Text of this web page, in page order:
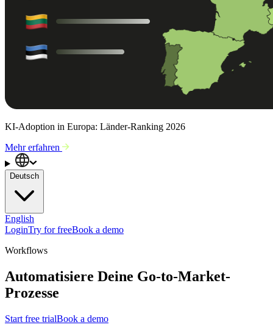
KI-Adoption in Europa: Länder-Ranking 2026
Mehr erfahren
Deutsch
English
LoginTry for freeBook a demo
Workflows
Automatisiere Deine Go-to-Market-
Prozesse
Start free trialBook a demo